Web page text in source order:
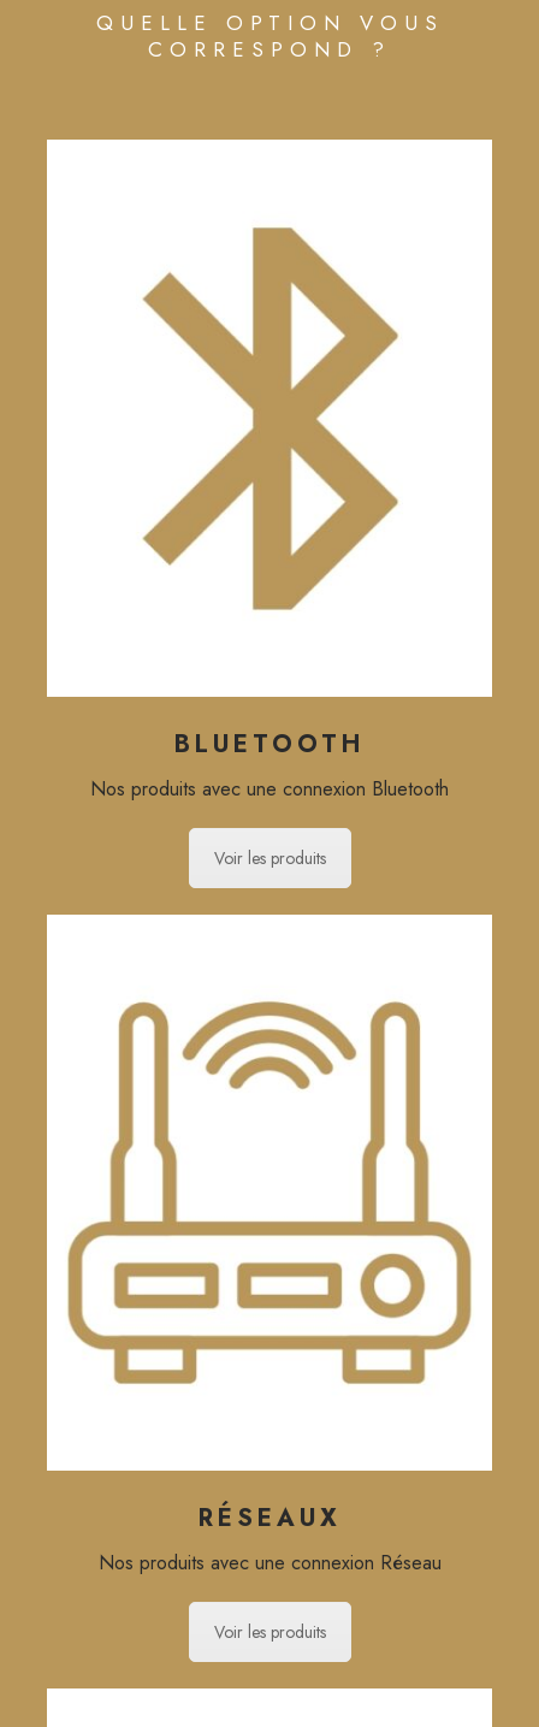
QUELLE OPTION VOUS
CORRESPOND ?
BLUETOOTH
Nos produits avec une connexion Bluetooth
Voir les produits
RÉSEAUX
Nos produits avec une connexion Réseau
Voir les produits